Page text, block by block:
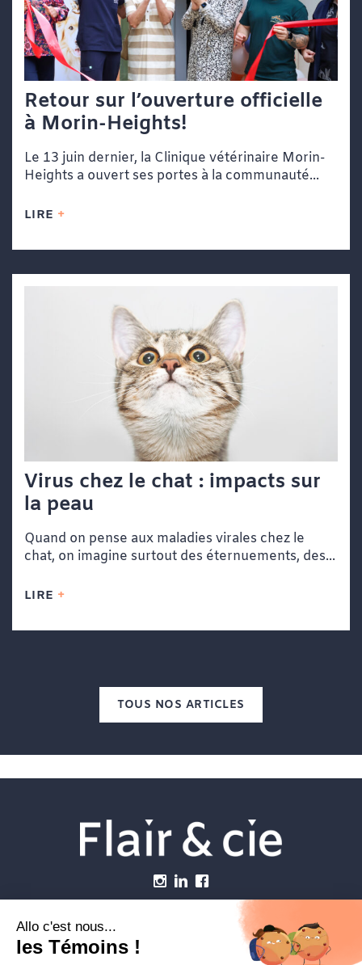
Retour sur l’ouverture officielle
à Morin-Heights!
Le 13 juin dernier, la Clinique vétérinaire Morin-
Heights a ouvert ses portes à la communauté...
LIRE
Virus chez le chat : impacts sur
la peau
Quand on pense aux maladies virales chez le
chat, on imagine surtout des éternuements, des...
LIRE
TOUS NOS ARTICLES
Établissements vétérinaires